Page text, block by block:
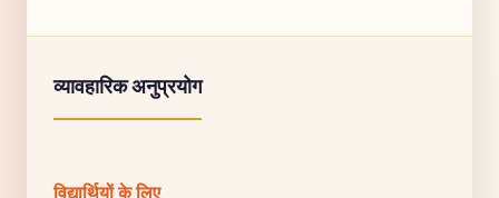
व्यावहारिक अनुप्रयोग
विद्यार्थियों के लिए